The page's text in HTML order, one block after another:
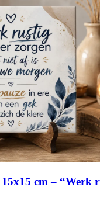
cm – “Werk